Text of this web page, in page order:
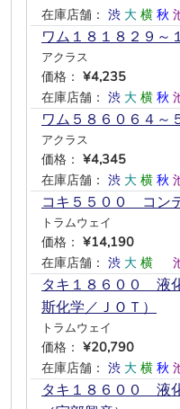
在庫店舗： 渋 大 横 秋
ワム１８１８２９～
アクラス
価格： ¥4,235
在庫店舗： 渋 大 横 秋
ワム５８６０６４～
アクラス
価格： ¥4,345
在庫店舗： 渋 大 横 秋
コキ５５００ コン
トラムウェイ
価格： ¥14,190
在庫店舗： 渋 大 横
タキ１８６００ 液
斯化学／ＪＯＴ）
トラムウェイ
価格： ¥20,790
在庫店舗： 渋 大 横 秋
タキ１８６００ 液